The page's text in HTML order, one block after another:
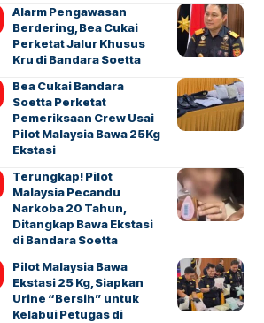
Alarm Pengawasan
Berdering, Bea Cukai
Perketat Jalur Khusus
Kru di Bandara Soetta
Bea Cukai Bandara
Soetta Perketat
Pemeriksaan Crew Usai
Pilot Malaysia Bawa 25Kg
Ekstasi
Terungkap! Pilot
Malaysia Pecandu
Narkoba 20 Tahun,
Ditangkap Bawa Ekstasi
di Bandara Soetta
Pilot Malaysia Bawa
Ekstasi 25 Kg, Siapkan
Urine “Bersih” untuk
Kelabui Petugas di